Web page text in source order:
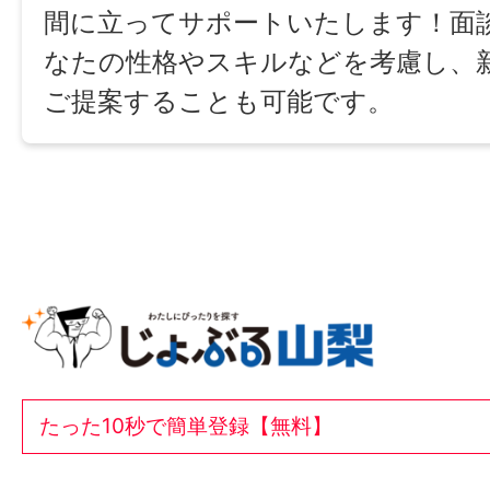
間に立ってサポートいたします！面
なたの性格やスキルなどを考慮し、
ご提案することも可能です。
たった10秒で簡単登録【無料】